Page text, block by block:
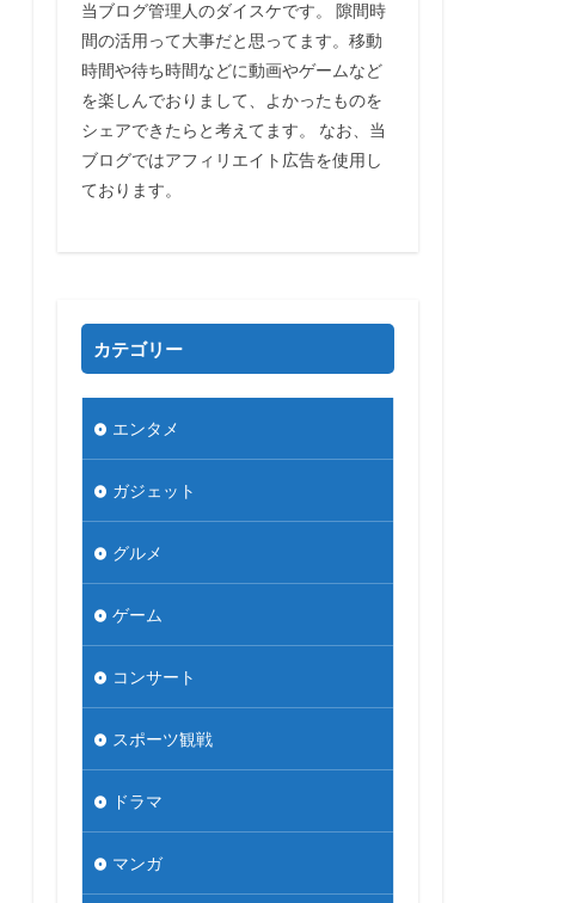
当ブログ管理人のダイスケです。 隙間時
間の活用って大事だと思ってます。移動
時間や待ち時間などに動画やゲームなど
を楽しんでおりまして、よかったものを
シェアできたらと考えてます。 なお、当
ブログではアフィリエイト広告を使用し
ております。
カテゴリー
エンタメ
ガジェット
グルメ
ゲーム
コンサート
スポーツ観戦
ドラマ
マンガ